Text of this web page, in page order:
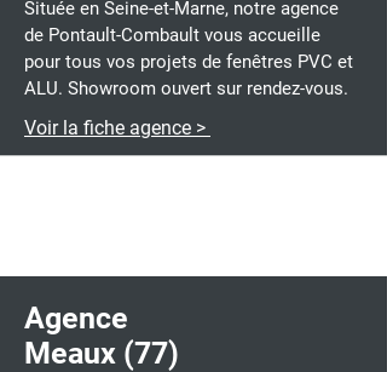
Située en Seine-et-Marne, notre agence
de Pontault-Combault vous accueille
pour tous vos projets de fenêtres PVC et
ALU. Showroom ouvert sur rendez-vous.
Voir la fiche agence >
Agence
Meaux (77)